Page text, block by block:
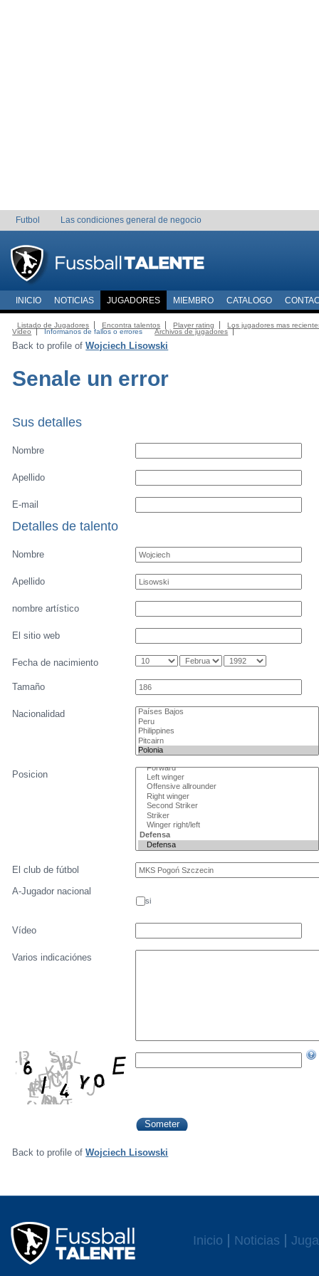
Futbol Las condiciones general de negocio
INICIO NOTICIAS JUGADORES MIEMBRO CATALOGO
Listado de Jugadores Encontra talentos Player rating
Los jugadores mas
Video
Informanos de fallos o errores Archivos de jugadores
Back to profile of Wojciech Lisowski
Senale un error
Sus detalles
Nombre
Apellido
E-mail
Detalles de talento
Nombre
Apellido
nombre artístico
El sitio web
Fecha de nacimiento
Tamaño
Nacionalidad
Posicion
El club de fútbol
A-Jugador nacional
si
Vídeo
Varios indicaciónes
Back to profile of Wojciech Lisowski
Inicio Noticias